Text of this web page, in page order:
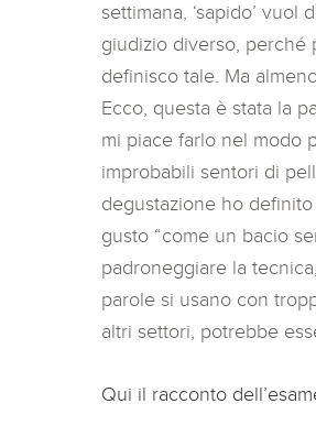
settimana, ‘sapido’
giudizio diverso, perché
definisco tale. Ma
Ecco, questa è stata la
mi piace farlo nel modo
improbabili sentori di
degustazione ho
gusto “come un bacio
padroneggiare la
parole si usano con
altri settori, potrebbe
Qui il racconto